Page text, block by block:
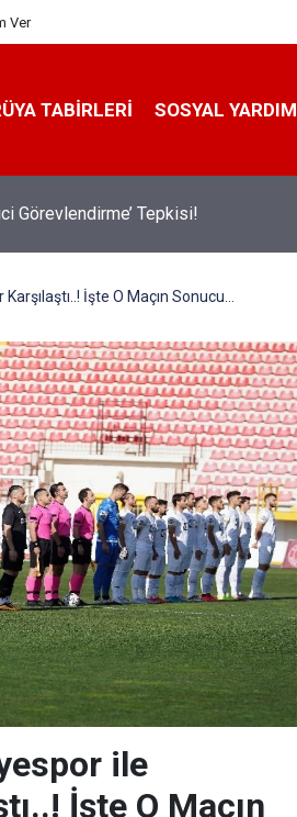
Ver
TABIRLERI SOSYAL YARDIM
Görevlendirme’ Tepkisi!
İşte O Maçın Sonucu...
ile
İşte O Maçın